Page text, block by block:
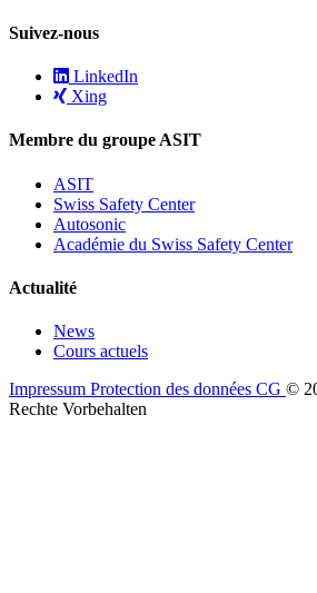
Suivez-nous
LinkedIn
Xing
Membre du groupe ASIT
ASIT
Swiss Safety Center
Autosonic
Académie du Swiss Safety Center
Actualité
News
Cours actuels
Impressum Protection des données CG ©
Rechte Vorbehalten